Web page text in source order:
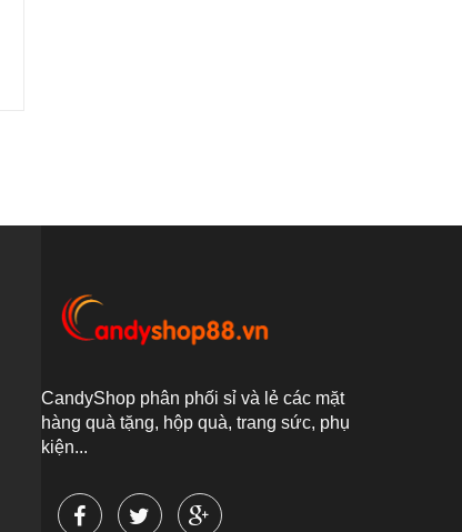
CandyShop phân phối sỉ và lẻ các mặt
hàng quà tặng, hộp quà, trang sức, phụ
kiện...